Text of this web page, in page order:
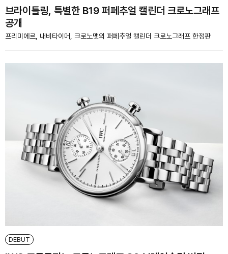
브라이틀링, 특별한 B19 퍼페추얼 캘린더 크로노그래프
공개
프리미에르, 내비타이머, 크로노맷의 퍼페추얼 캘린더 크로노그래프 한정판
DEBUT